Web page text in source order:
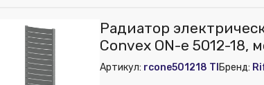
(мм):
из публикации на веб-витрине mag1c:
(мм):
Радиатор
Convex ON-e 5012-18,
Rifar
Артикул: rcone501218 TI Бренд: